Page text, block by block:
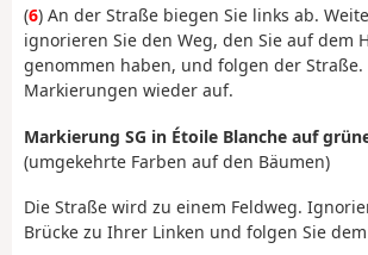
(6) An der Straße biegen Sie links ab.
ignorieren Sie den Weg, den Sie auf dem
genommen haben, und folgen der Straße.
Markierungen wieder auf.
Markierung SG in Étoile Blanche auf
(umgekehrte Farben auf den Bäumen)
Die Straße wird zu einem Feldweg.
Brücke zu Ihrer Linken und folgen Sie